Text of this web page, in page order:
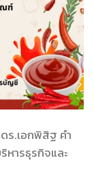
ร.เอกพิสิฐ คำ
หารธุรกิจและ